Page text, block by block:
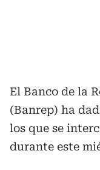
El Banco de la
(Banrep) ha
los que se
durante este